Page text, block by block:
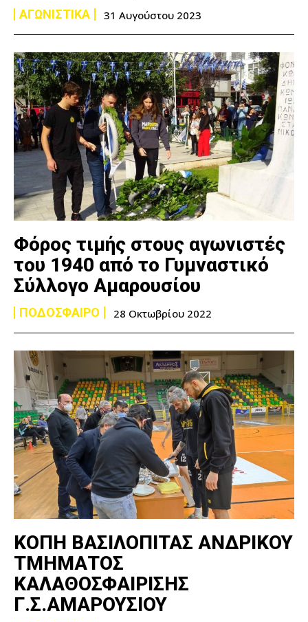
ΑΓΩΝΙΣΤΙΚΑ 31 Αυγούστου 2023
Φόρος τιμής στους αγωνιστές
του 1940 από το Γυμναστικό
Σύλλογο Αμαρουσίου
ΠΟΔΟΣΦΑΙΡΟ 28 Οκτωβρίου 2022
ΚΟΠΗ ΒΑΣΙΛΟΠΙΤΑΣ ΑΝΔΡΙΚΟΥ
ΤΜΗΜΑΤΟΣ
ΚΑΛΑΘΟΣΦΑΙΡΙΣΗΣ
Γ.Σ.ΑΜΑΡΟΥΣΙΟΥ